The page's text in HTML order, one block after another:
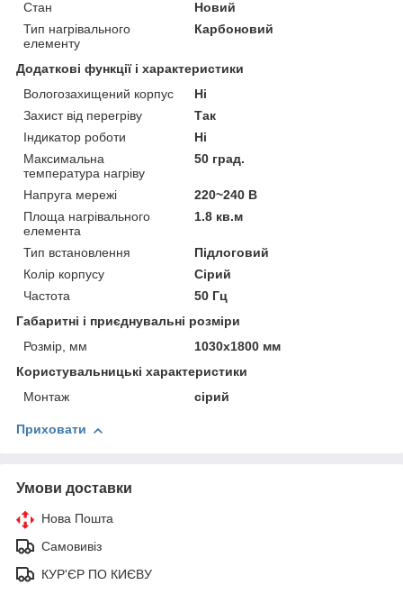
Стан
Новий
Тип нагрівального
елементу
Карбоновий
Додаткові функції і характеристики
Вологозахищений корпус
Ні
Захист від перегріву
Так
Індикатор роботи
Ні
Максимальна
температура нагріву
50 град.
Напруга мережі
220~240 В
Площа нагрівального
елемента
1.8 кв.м
Тип встановлення
Підлоговий
Колір корпусу
Сірий
Частота
50 Гц
Габаритні і приєднувальні розміри
Розмір, мм
1030х1800 мм
Користувальницькі характеристики
Монтаж
сірий
Приховати
Умови доставки
Нова Пошта
Самовивіз
КУР'ЄР ПО КИЄВУ